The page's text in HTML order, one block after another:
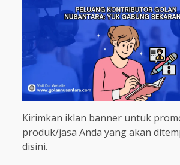
Kirimkan iklan banner untuk
produk/jasa Anda yang akan
disini.